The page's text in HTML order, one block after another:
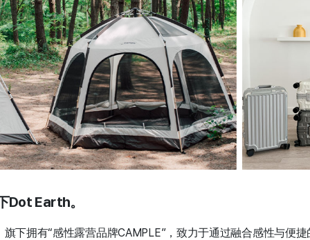
Dot Earth。
下拥有“感性露营品牌CAMPLE”，致力于通过融合感性与便